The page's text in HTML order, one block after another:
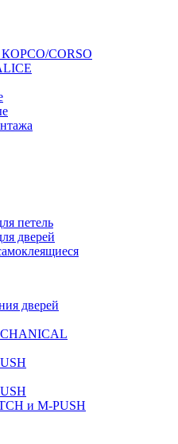
CORSO
петель
дверей
дверей
и M-PUSH